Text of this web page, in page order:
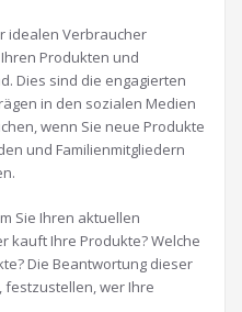
idealen Verbraucher
Produkten und
Dies sind die engagierten
in den sozialen Medien
wenn Sie neue Produkte
und Familienmitgliedern
Sie Ihren aktuellen
kauft Ihre Produkte? Welche
Die Beantwortung dieser
festzustellen, wer Ihre